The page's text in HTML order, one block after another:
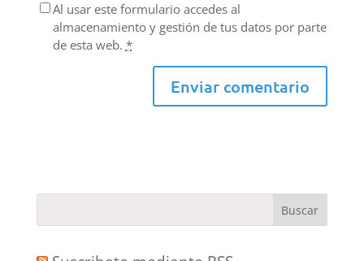
Al usar este formulario accedes al
almacenamiento y gestión de tus datos por parte
de esta web. *